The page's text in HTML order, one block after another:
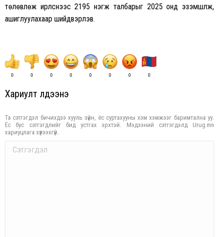
төлөвлөж ирүүлснээс 2195 нэгж талбарыг 2025 онд эзэмшүүлж,
ашиглуулахаар шийдвэрлэв.
0 0 0 0 0 0 0 0
Хариулт үлдээнэ үү
Та сэтгэгдэл бичихдээ хууль зүйн, ёс суртахууны хэм хэмжээг баримтална уу.
Ёс бус сэтгэгдлийг бид устгах эрхтэй. Мэдээний сэтгэгдэлд Urug.mn
хариуцлага хүлээхгүй.
Comment